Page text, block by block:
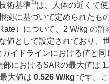
術基準※1は、人体の近くで
拠に基づいて定められた
）について、2 W/kg の
値として設定されており
イドラインにおける値と同
部におけるSARの最大値は
大値は 0.526 W/kg です。